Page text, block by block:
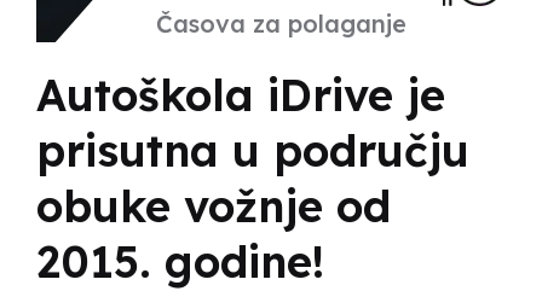
Časova za polaganje
Autoškola iDrive je
prisutna u području
obuke vožnje od
2015. godine!